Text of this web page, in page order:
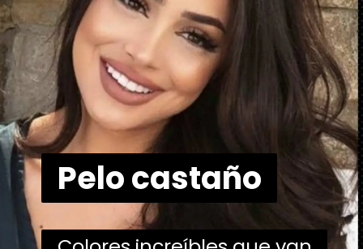
Pelo castaño
Pelo castaño